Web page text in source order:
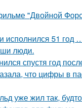
"Двойной
51 год
люди.
спустя год
что цифры в
уже жил так,